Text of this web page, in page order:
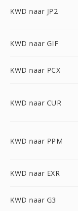
KWD naar JP2
KWD naar GIF
KWD naar PCX
KWD naar CUR
KWD naar PPM
KWD naar EXR
KWD naar G3